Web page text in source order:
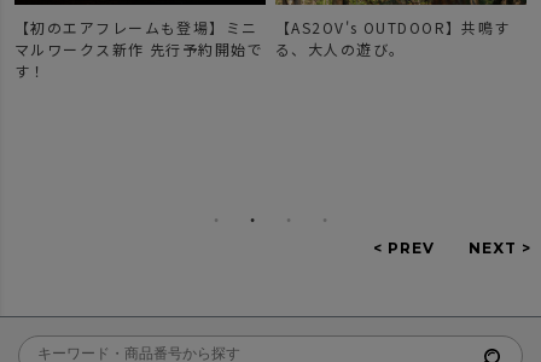
【初のエアフレームも登場】ミニ
マルワークス新作 先行予約開始で
す！
【AS2OV's OUTDOOR】共鳴す
る、大人の遊び。